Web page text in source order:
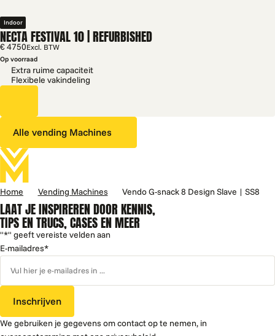
Indoor
NECTA FESTIVAL 10 | REFURBISHED
€ 4750Excl. BTW
Op voorraad
Extra ruime capaciteit
Flexibele vakindeling
Alle vending Machines
Home Vending Machines Vendo G-snack 8 Design Slave | SS8
LAAT JE INSPIREREN DOOR KENNIS,
TIPS EN TRUCS, CASES EN MEER
"*" geeft vereiste velden aan
E-mailadres*
Inschrijven
We gebruiken je gegevens om contact op te nemen, in